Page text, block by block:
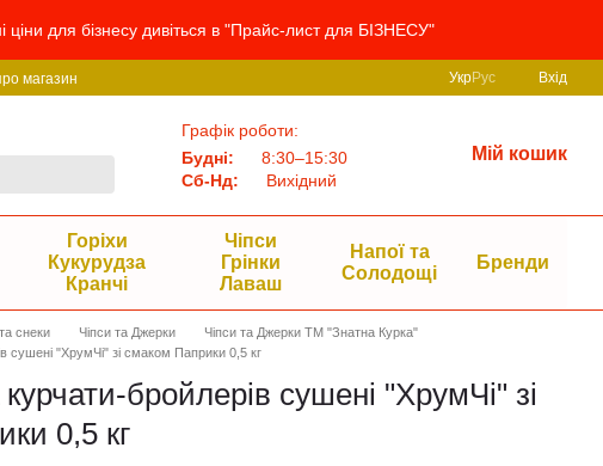
для бізнесу дивіться в "Прайс-лист для БІЗНЕСУ"
магазин УкрРус Вхід
Графік роботи:
Будні:
8:30–15:30
Сб-Нд:
Вихідний
Мій кошик
Горіхи
Кукурудза
Кранчі
Чіпси
Грінки
Лаваш
Напої та
Солодощі
Бренди
снеки Чіпси та Джерки
Чіпси та Джерки ТМ "Знатна Курка"
сушені "ХрумЧі" зі смаком Паприки 0,5 кг
курчати-бройлерів сушені "ХрумЧі" зі
0,5 кг